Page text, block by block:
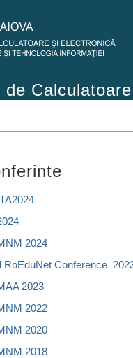
2024
RoEduNet Conference
2023
2022
2020
2018